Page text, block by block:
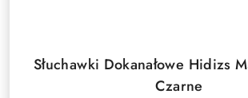
Słuchawki Dokanałowe Hidizs
Czarne